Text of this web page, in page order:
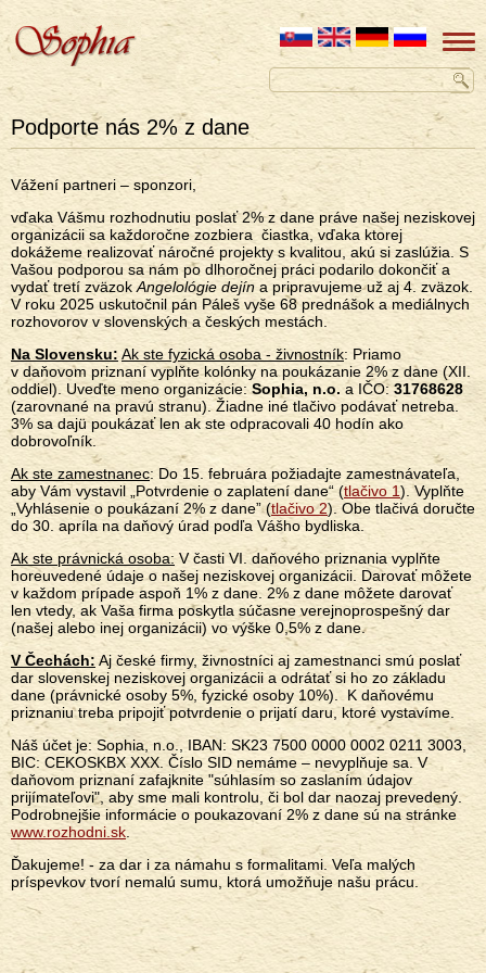
Podporte nás 2% z dane
Vážení partneri – sponzori,
vďaka Vášmu rozhodnutiu poslať 2% z dane práve našej neziskovej
organizácii sa každoročne zozbiera čiastka, vďaka ktorej
dokážeme realizovať náročné projekty s kvalitou, akú si zaslúžia. S
Vašou podporou sa nám po dlhoročnej práci podarilo dokončiť a
vydať tretí zväzok Angelológie dejín a pripravujeme už aj 4. zväzok.
V roku 2025 uskutočnil pán Páleš vyše 68 prednášok a mediálnych
rozhovorov v slovenských a českých mestách.
Na Slovensku: Ak ste fyzická osoba - živnostník: Priamo
v daňovom priznaní vyplňte kolónky na poukázanie 2% z dane (XII.
oddiel). Uveďte meno organizácie:Sophia, n.o. a IČO:31768628
(zarovnané na pravú stranu). Žiadne iné tlačivo podávať netreba.
3% sa dajü poukázať len ak ste odpracovali 40 hodín ako
dobrovoľník.
Ak ste zamestnanec: Do 15. februára požiadajte zamestnávateľa,
aby Vám vystavil „Potvrdenie o zaplatení dane“ (tlačivo 1). Vyplňte
„Vyhlásenie o poukázaní 2% z dane” (tlačivo 2). Obe tlačivá doručte
do 30. apríla na daňový úrad podľa Vášho bydliska.
Ak ste právnická osoba: V časti VI. daňového priznania vyplňte
horeuvedené údaje o našej neziskovej organizácii. Darovať môžete
v každom prípade aspoň 1% z dane. 2% z dane môžete darovať
len vtedy, ak Vaša firma poskytla súčasne verejnoprospešný dar
(našej alebo inej organizácii) vo výške 0,5% z dane.
V Čechách: Aj české firmy, živnostníci aj zamestnanci smú poslať
dar slovenskej neziskovej organizácii a odrátať si ho zo základu
dane (právnické osoby 5%, fyzické osoby 10%). K daňovému
priznaniu treba pripojiť potvrdenie o prijatí daru, ktoré vystavíme.
Náš účet je: Sophia, n.o., IBAN: SK23 7500 0000 0002 0211 3003,
BIC: CEKOSKBX XXX. Číslo SID nemáme – nevyplňuje sa. V
daňovom priznaní zafajknite "súhlasím so zaslaním údajov
prijímateľovi", aby sme mali kontrolu, či bol dar naozaj prevedený.
Podrobnejšie informácie o poukazovaní 2% z dane sú na stránke
www.rozhodni.sk
Ďakujeme! - za dar i za námahu s formalitami. Veľa malých
príspevkov tvorí nemalú sumu, ktorá umožňuje našu prácu.